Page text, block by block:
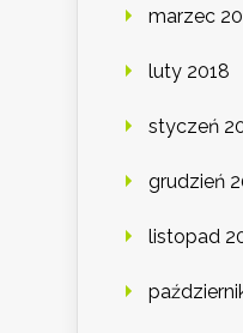
marzec
luty 2018
styczeń
grudzień
listopad